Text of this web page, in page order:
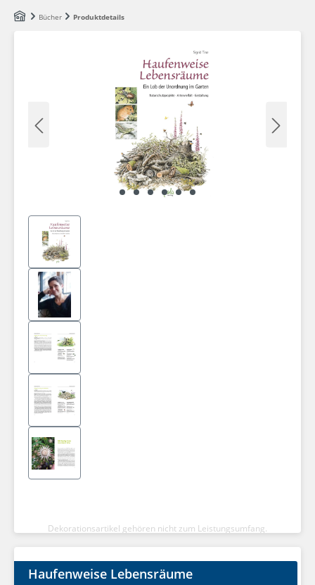
Zum Hauptinhalt springen
Bücher Produktdetails
Dekorationsartikel gehören nicht zum Leistungsumfang.
Haufenweise Lebensräume